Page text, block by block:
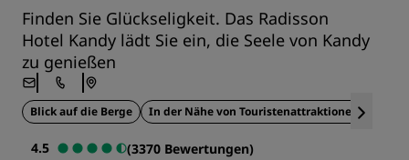
Finden Sie Glückseligkeit. Das Radisson
Hotel Kandy lädt Sie ein, die Seele von Kandy
zu genießen
Blick auf die Berge In der Nähe von Touristenattraktionen
4.5
(3370 Bewertungen)